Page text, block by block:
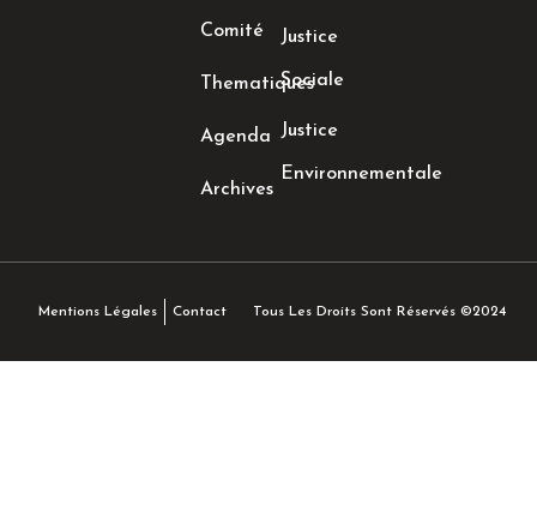
Comité
Thematiques
Agenda
Archives
Justice
Sociale
Justice
Environnementale
Mentions Légales Contact Tous Les Droits Sont Réservés ©2024